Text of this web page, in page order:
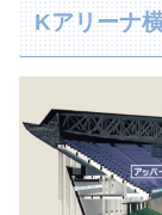
Kアリーナ